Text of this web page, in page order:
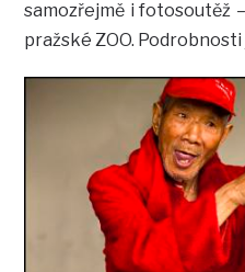
samozřejmě i fotosoutěž
pražské ZOO. Podrobnosti